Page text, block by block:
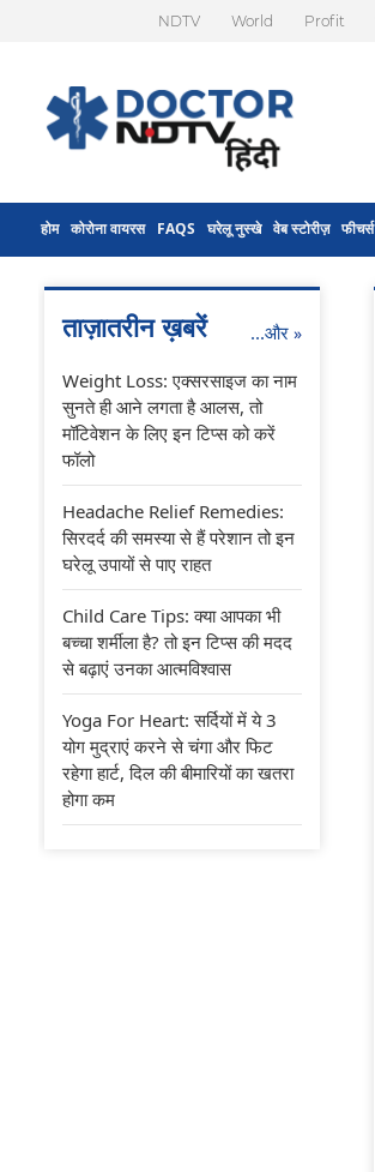
NDTV World Profit
होम कोरोना वायरस FAQS घरेलू नुस्खे वेब स्टोरीज़ फीचर्स
ताज़ातरीन ख़बरें ...और »
Weight Loss: एक्सरसाइज का नाम
सुनते ही आने लगता है आलस, तो
मॉटिवेशन के लिए इन टिप्स को करें
फॉलो
Headache Relief Remedies:
सिरदर्द की समस्या से हैं परेशान तो इन
घरेलू उपायों से पाए राहत
Child Care Tips: क्या आपका भी
बच्चा शर्मीला है? तो इन टिप्स की मदद
से बढ़ाएं उनका आत्मविश्वास
Yoga For Heart: सर्दियों में ये 3
योग मुद्राएं करने से चंगा और फिट
रहेगा हार्ट, दिल की बीमारियों का खतरा
होगा कम